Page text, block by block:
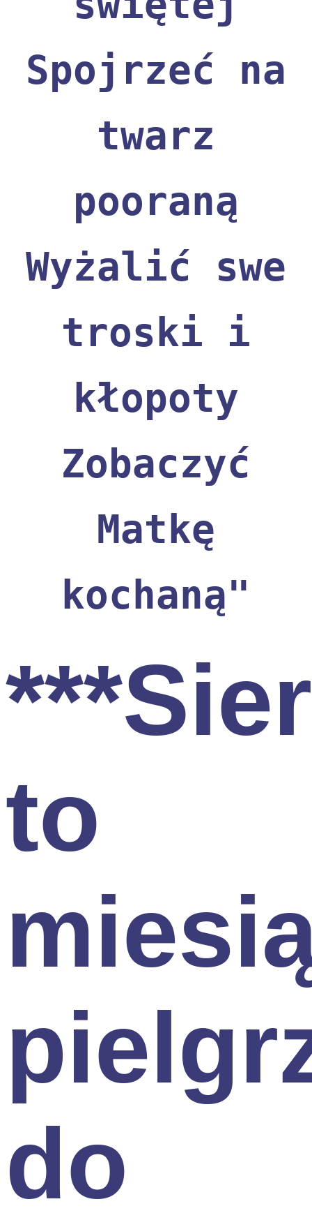
Spojrzeć na
twarz
pooraną
Wyżalić swe
troski i
kłopoty
Zobaczyć
Matkę
kochaną"
to
do